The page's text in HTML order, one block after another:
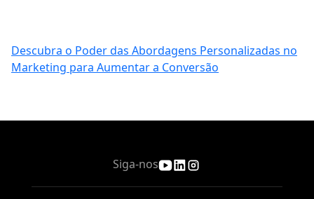
Descubra o Poder das Abordagens Personalizadas no
Marketing para Aumentar a Conversão
Siga-nos